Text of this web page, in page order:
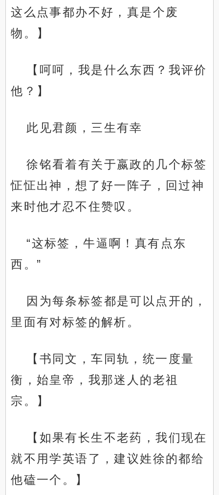
这么点事都办不好，真是个废
物。】
【呵呵，我是什么东西？我评价
他？】
此见君颜，三生有幸
徐铭看着有关于嬴政的几个标签
怔怔出神，想了好一阵子，回过神
来时他才忍不住赞叹。
“这标签，牛逼啊！真有点东
西。”
因为每条标签都是可以点开的，
里面有对标签的解析。
【书同文，车同轨，统一度量
衡，始皇帝，我那迷人的老祖
宗。】
【如果有长生不老药，我们现在
就不用学英语了，建议姓徐的都给
他磕一个。】